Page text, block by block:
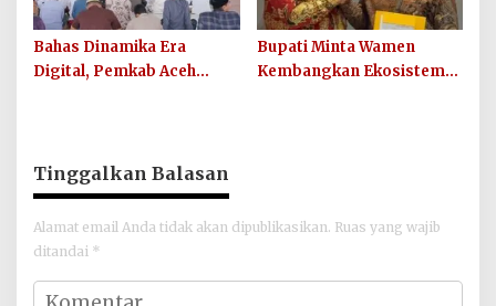
Bahas Dinamika Era
Digital, Pemkab Aceh
Bupati Minta Wamen
Kembangkan Ekosistem
Tinggalkan Balasan
Alamat email Anda tidak akan dipublikasikan. Ruas yang wajib
ditandai *